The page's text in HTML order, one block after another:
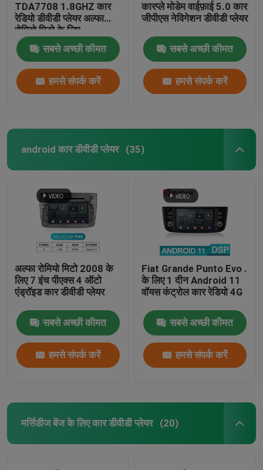
TDA7708 1.8GHZ कार
रेडियो डीवीडी प्लेयर अल्फा
रोमियो मिटो के लिए
सबसे अच्छी कीमत
हमसे संपर्क करें
कारप्ले मोडेम वाईफ़ाई 5.0 कार
जीपीएस नेविगेशन डीवीडी प्लेयर
सबसे अच्छी कीमत
हमसे संपर्क करें
android कार डीवीडी प्लेयर (35)
अल्फा रोमियो मिटो 2008 के
लिए 7 इंच पीएक्स 4 ऑटो
एंड्रॉइड कार डीवीडी प्लेयर
सबसे अच्छी कीमत
हमसे संपर्क करें
Fiat Grande Punto Evo .
के लिए 1 दीन Android 11
वॉयस कंट्रोल कार रेडियो 4G
सबसे अच्छी कीमत
हमसे संपर्क करें
मर्सिडीज बेंज के लिए कार डीवीडी प्लेयर (20)